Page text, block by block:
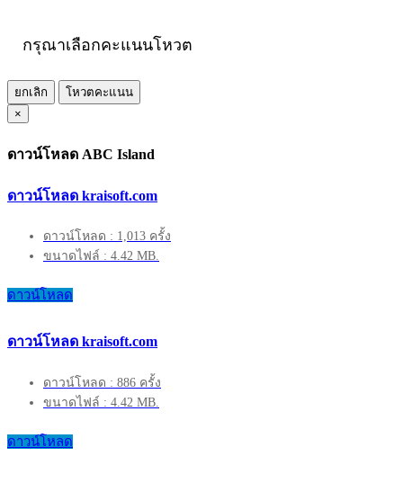
กรุณาเลือกคะแนนโหวต
ยกเลิก
โหวตคะแนน
×
ดาวน์โหลด ABC Island
ดาวน์โหลด kraisoft.com
ดาวน์โหลด : 1,013 ครั้ง
ขนาดไฟล์ : 4.42 MB.
ดาวน์โหลด
ดาวน์โหลด kraisoft.com
ดาวน์โหลด : 886 ครั้ง
ขนาดไฟล์ : 4.42 MB.
ดาวน์โหลด